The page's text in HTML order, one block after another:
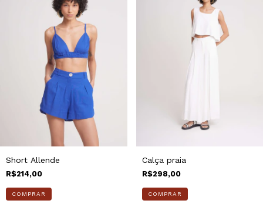
Short Allende
R$214,00
COMPRAR
Calça praia
R$298,00
COMPRAR